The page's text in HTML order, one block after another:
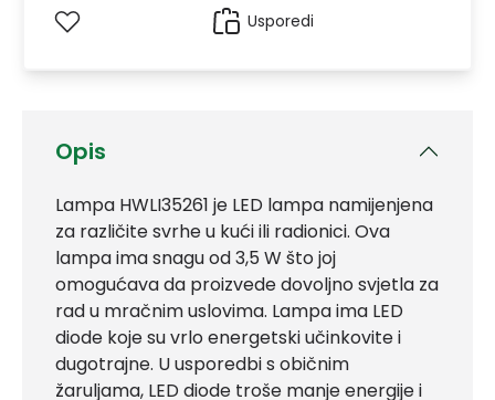
Opis
Lampa HWLI35261 je LED lampa namijenjena
za različite svrhe u kući ili radionici. Ova
lampa ima snagu od 3,5 W što joj
omogućava da proizvede dovoljno svjetla za
rad u mračnim uslovima. Lampa ima LED
diode koje su vrlo energetski učinkovite i
dugotrajne. U usporedbi s običnim
žaruljama, LED diode troše manje energije i
Usporedi